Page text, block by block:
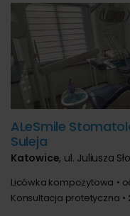
ALeSmile
Suleja
Katowice, ul. Juliusza
Licówka kompozytowa
Konsultacja protetyczna